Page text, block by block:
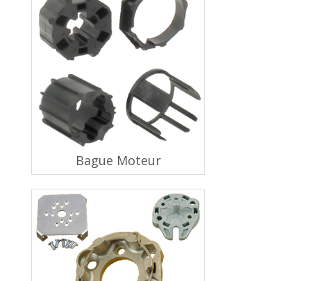
Bague Moteur